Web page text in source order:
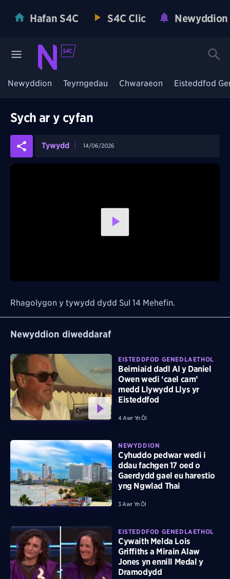
Hafan S4C S4C Clic Newyddion
Newyddion Teyrngedau Chwaraeon Eisteddfod
Sych ar y cyfan
Tywydd 14/06/2026
Play
Rhagolygon y tywydd dydd Sul 14 Mehefin.
Newyddion diweddaraf
EISTEDDFOD GENEDLAETHOL
Beirniaid dadl AI y Daniel
Owen wedi ‘cael cam’
medd Llywydd Llys yr
Eisteddfod
4 Awr Yn Ôl
NEWYDDION
Cyhuddo pedwar wedi i
ddau fachgen 17 oed o
Gaerdydd gael eu harestio
yng Ngwlad Thai
3 Awr Yn Ôl
EISTEDDFOD GENEDLAETHOL
Cywaith Melda Lois
Griffiths a Mirain Alaw
Jones yn ennill Medal y
Dramodydd